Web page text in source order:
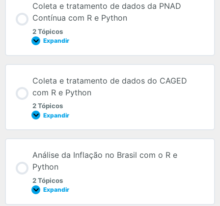
Coleta e tratamento de dados da PNAD
Contínua com R e Python
2 Tópicos
Expandir
Coleta e tratamento de dados do CAGED
com R e Python
2 Tópicos
Expandir
Análise da Inflação no Brasil com o R e
Python
2 Tópicos
Expandir